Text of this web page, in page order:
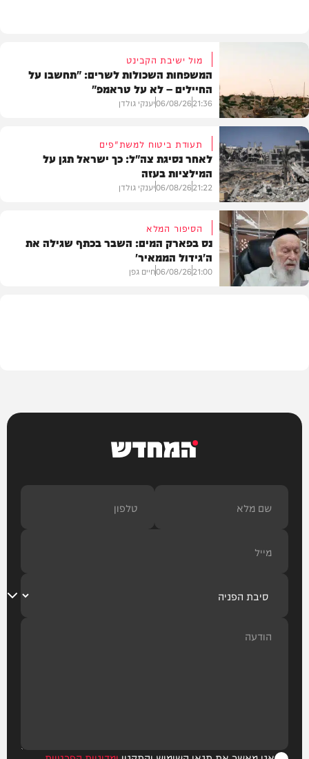
צבא וביטחון
מול ישיבת הקבינט
המשפחות השכולות לשרים: "תחשבו על
החיילים – לא על טראמפ"
21:36
06/08/26יענקי גולדן
צבא וביטחון
תעודת ביטוח למשת"פים
לאחר נסיגת צה"ל: כך ישראל תגן על
המילציות בעזה
21:22
06/08/26יענקי גולדן
הסיפור המלא
נס בפארק המים: השבר בכתף שגילה את
ה'גידול הממאיר'
21:00
06/08/26חיים גפן
המחדש